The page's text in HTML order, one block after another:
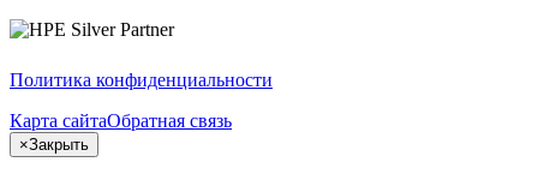
Политика конфиденциальности
Карта сайтаОбратная связь
×Закрыть